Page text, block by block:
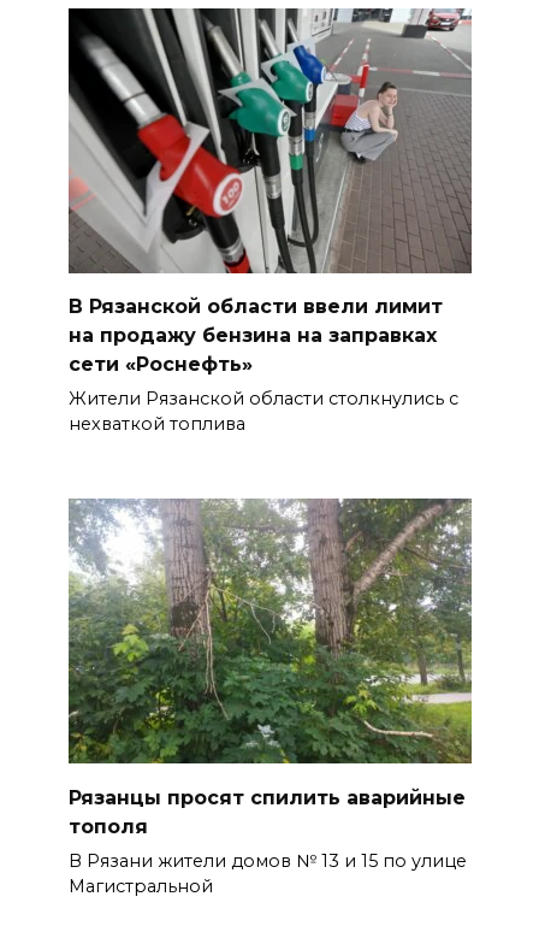
В Рязанской области ввели лимит
на продажу бензина на заправках
сети «Роснефть»
Жители Рязанской области столкнулись с
нехваткой топлива
Рязанцы просят спилить аварийные
тополя
В Рязани жители домов № 13 и 15 по улице
Магистральной